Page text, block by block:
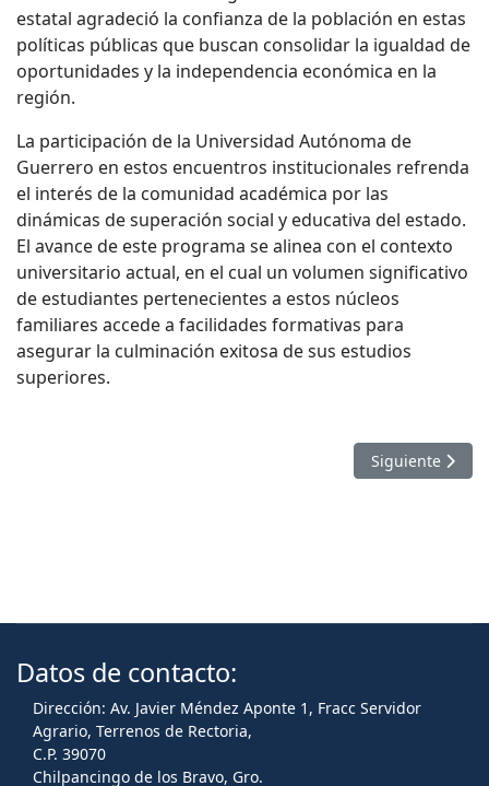
estatal agradeció la confianza de la población en estas
políticas públicas que buscan consolidar la igualdad de
oportunidades y la independencia económica en la
región.
La participación de la Universidad Autónoma de
Guerrero en estos encuentros institucionales refrenda
el interés de la comunidad académica por las
dinámicas de superación social y educativa del estado.
El avance de este programa se alinea con el contexto
universitario actual, en el cual un volumen significativo
de estudiantes pertenecientes a estos núcleos
familiares accede a facilidades formativas para
asegurar la culminación exitosa de sus estudios
superiores.
Artículo
Siguiente
Datos de contacto:
Dirección: Av. Javier Méndez Aponte 1, Fracc Servidor
Agrario, Terrenos de Rectoria,
C.P. 39070
Chilpancingo de los Bravo, Gro.